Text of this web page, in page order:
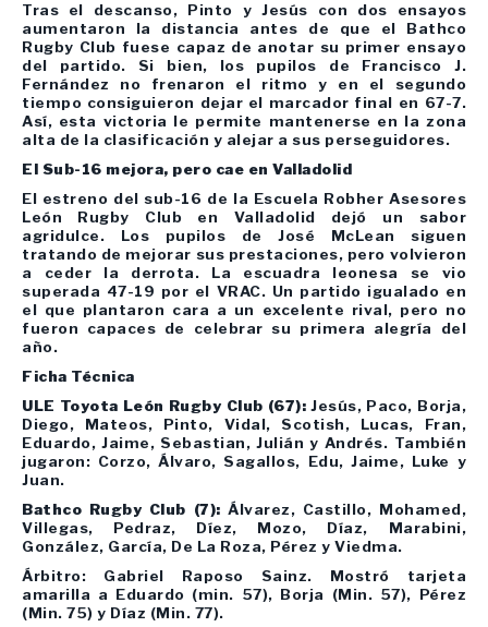
Tras el descanso, Pinto y Jesús con dos ensayos
aumentaron la distancia antes de que el Bathco
Rugby Club fuese capaz de anotar su primer ensayo
del partido. Si bien, los pupilos de Francisco J.
Fernández no frenaron el ritmo y en el segundo
tiempo consiguieron dejar el marcador final en 67-7.
Así, esta victoria le permite mantenerse en la zona
alta de la clasificación y alejar a sus perseguidores.
El Sub-16 mejora, pero cae en Valladolid
El estreno del sub-16 de la Escuela Robher Asesores
León Rugby Club en Valladolid dejó un sabor
agridulce. Los pupilos de José McLean siguen
tratando de mejorar sus prestaciones, pero volvieron
a ceder la derrota. La escuadra leonesa se vio
superada 47-19 por el VRAC. Un partido igualado en
el que plantaron cara a un excelente rival, pero no
fueron capaces de celebrar su primera alegría del
año.
Ficha Técnica
ULE Toyota León Rugby Club (67):Jesús, Paco, Borja,
Diego, Mateos, Pinto, Vidal, Scotish, Lucas, Fran,
Eduardo, Jaime, Sebastian, Julián y Andrés. También
jugaron: Corzo, Álvaro, Sagallos, Edu, Jaime, Luke y
Juan.
Bathco Rugby Club (7):Álvarez, Castillo, Mohamed,
Villegas, Pedraz, Díez, Mozo, Díaz, Marabini,
González, García, De La Roza, Pérez y Viedma.
Árbitro: Gabriel Raposo Sainz. Mostró tarjeta
amarilla a Eduardo (min. 57), Borja (Min. 57), Pérez
(Min. 75) y Díaz (Min. 77).